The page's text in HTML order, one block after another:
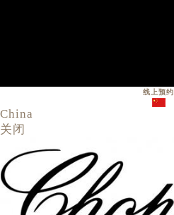
线上预约
China
关闭